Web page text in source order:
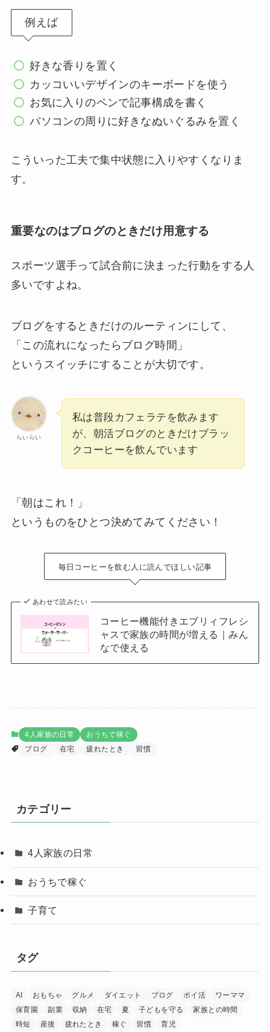
例えば
好きな香りを置く
カッコいいデザインのキーボードを使う
お気に入りのペンで記事構成を書く
パソコンの周りに好きなぬいぐるみを置く
こういった工夫で集中状態に入りやすくなりま
す。
重要なのはブログのときだけ用意する
スポーツ選手って試合前に決まった行動をする人
多いですよね。
ブログをするときだけのルーティンにして、
「この流れになったらブログ時間」
というスイッチにすることが大切です。
らいらい
私は普段カフェラテを飲みます
が、朝活ブログのときだけブラッ
クコーヒーを飲んでいます
「朝はこれ！」
というものをひとつ決めてみてください！
毎日コーヒーを飲む人に読んでほしい記事
あわせて読みたい
コーヒー機能付きエブリィフレシ
ャスで家族の時間が増える｜みん
なで使える
4人家族の日常
おうちで稼ぐ
ブログ
在宅 疲れたとき 習慣
カテゴリー
4人家族の日常
おうちで稼ぐ
子育て
タグ
AI おもちゃ グルメ ダイエット ブログ ポイ活
ワーママ
保育園
副業 収納 在宅 夏 子どもを守る
家族との時間
時短
産後 疲れたとき 稼ぐ 習慣 育児